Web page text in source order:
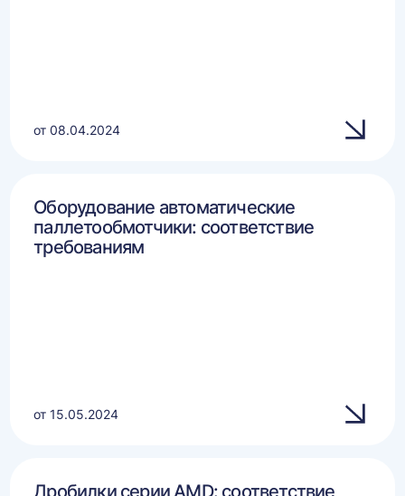
от 08.04.2024
Оборудование автоматические
паллетообмотчики: соответствие
требованиям
от 15.05.2024
Дробилки серии AMD: соответствие